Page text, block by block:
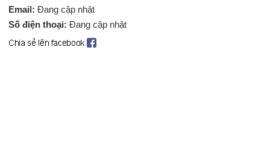
Email: Đang cập nhật
Số điện thoại: Đang cập nhật